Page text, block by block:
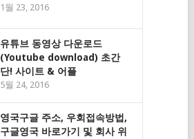
1월 23, 2016
유튜브 동영상 다운로드
(Youtube download) 초간
단! 사이트 & 어플
5월 24, 2016
영국구글 주소, 우회접속방법,
구글영국 바로가기 및 회사 위